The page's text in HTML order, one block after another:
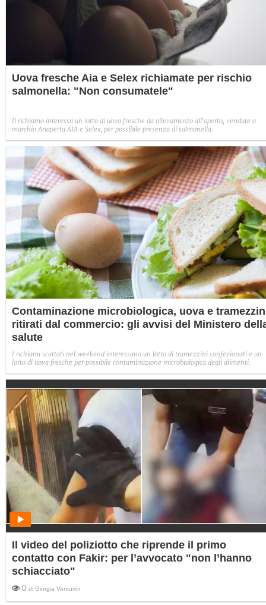
Uova fresche Aia e Selex richiamate per rischio
salmonella: "Non consumatele"
Il richiamo interessa un lotto di uova fresche da allevamento all'aperto, vendute a
marchio Ariaperta AIA e Selex, per possibile presenza di salmonella.
Contaminazione microbiologica, uova e
ritirati dal commercio: gli avvisi del Ministero
salute
I richiami scattati nel weekend interessano un lotto di tramezzini confezionati e un
lotto di uova fresche per possibile contaminazione microbiologica degli alimenti.
Il video del poliziotto che riprende il primo
contatto con Fakir: per l’avvocato "non l’hanno
schiacciato"
0 di Giorgia Venturini